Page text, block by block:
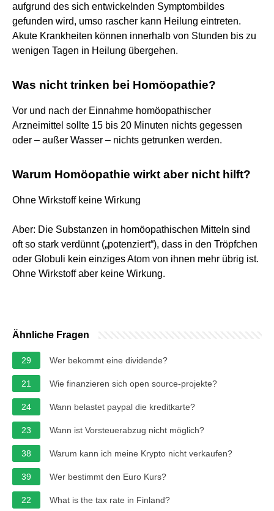
aufgrund des sich entwickelnden Symptombildes
gefunden wird, umso rascher kann Heilung eintreten.
Akute Krankheiten können innerhalb von Stunden bis zu
wenigen Tagen in Heilung übergehen.
Was nicht trinken bei Homöopathie?
Vor und nach der Einnahme homöopathischer
Arzneimittel sollte 15 bis 20 Minuten nichts gegessen
oder – außer Wasser – nichts getrunken werden.
Warum Homöopathie wirkt aber nicht hilft?
Ohne Wirkstoff keine Wirkung
Aber: Die Substanzen in homöopathischen Mitteln sind
oft so stark verdünnt („potenziert“), dass in den Tröpfchen
oder Globuli kein einziges Atom von ihnen mehr übrig ist.
Ohne Wirkstoff aber keine Wirkung.
Ähnliche Fragen
29 Wer bekommt eine dividende?
21 Wie finanzieren sich open source-projekte?
24 Wann belastet paypal die kreditkarte?
23 Wann ist Vorsteuerabzug nicht möglich?
38 Warum kann ich meine Krypto nicht verkaufen?
39 Wer bestimmt den Euro Kurs?
22 What is the tax rate in Finland?